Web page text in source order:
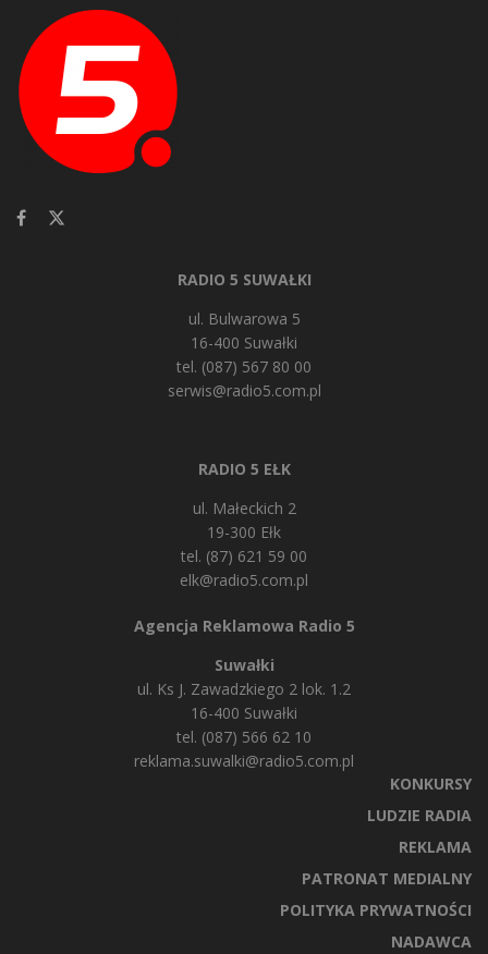
RADIO 5 SUWAŁKI
ul. Bulwarowa 5
16-400 Suwałki
tel. (087) 567 80 00
serwis@radio5.com.pl
RADIO 5 EŁK
ul. Małeckich 2
19-300 Ełk
tel. (87) 621 59 00
elk@radio5.com.pl
Agencja Reklamowa Radio 5
Suwałki
ul. Ks J. Zawadzkiego 2 lok. 1.2
16-400 Suwałki
tel. (087) 566 62 10
reklama.suwalki@radio5.com.pl
KONKURSY
LUDZIE RADIA
REKLAMA
PATRONAT MEDIALNY
POLITYKA PRYWATNOŚCI
NADAWCA